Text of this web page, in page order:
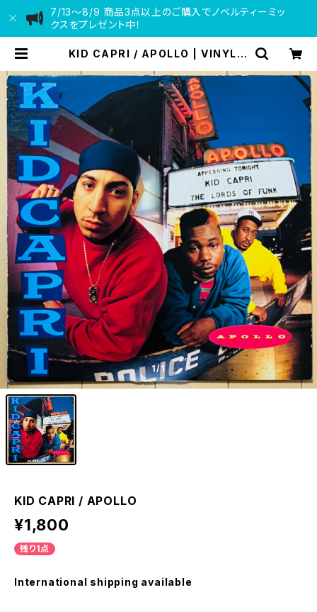
7/13〜8/9 商品3点以上のご購入でノベルティーミッ
クスをプレゼント中！
KID CAPRI / APOLLO | VINYL D
1/1
KID CAPRI / APOLLO
¥1,800
残り1点
International shipping available